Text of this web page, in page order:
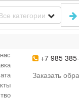
категории
+7 985
Заказать